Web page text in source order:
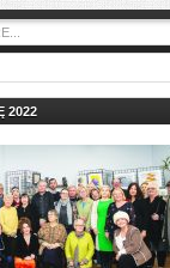
2022